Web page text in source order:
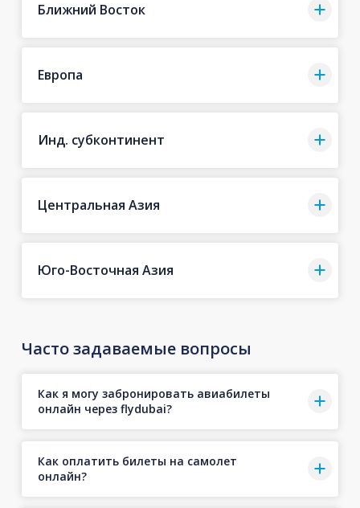
Ближний Восток
Европа
Инд. субконтинент
Центральная Азия
Юго-Восточная Азия
Часто задаваемые вопросы
Как я могу забронировать авиабилеты
онлайн через flydubai?
Как оплатить билеты на самолет
онлайн?